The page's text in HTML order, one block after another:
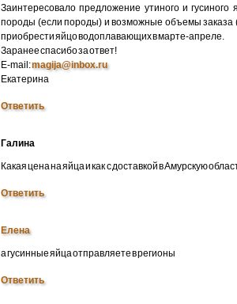
Заинтересовало предложение утиного и
породы (если породы) и возможные объемы заказа
приобрести яйцо водоплавающих в марте-апреле.
Заранее спасибо за ответ!
E-mail:magija@inbox.ru
Екатерина
Ответить
Галина
Какая цена на яйца и как с доставкой в Амурскую
Ответить
Елена
а гусинные яйца отправляете в регионы
Ответить